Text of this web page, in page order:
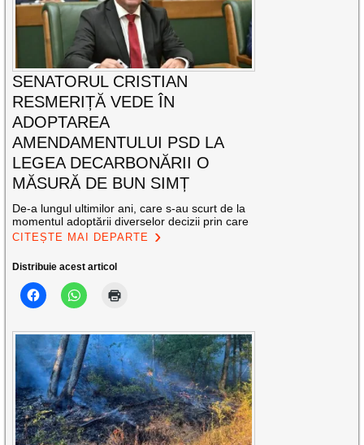
SENATORUL CRISTIAN
RESMERIȚĂ VEDE ÎN
ADOPTAREA
AMENDAMENTULUI PSD LA
LEGEA DECARBONĂRII O
MĂSURĂ DE BUN SIMȚ
De-a lungul ultimilor ani, care s-au scurt de la
momentul adoptării diverselor decizii prin care
CITEȘTE MAI DEPARTE
Distribuie acest articol